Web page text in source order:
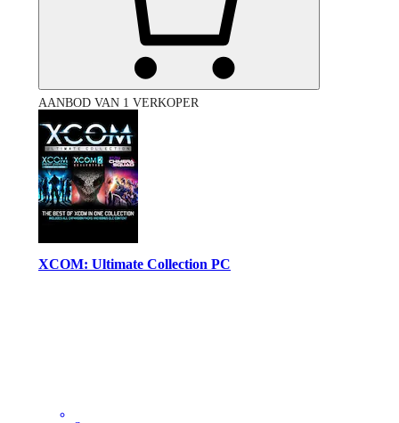
AANBOD VAN 1 VERKOPER
XCOM: Ultimate Collection PC